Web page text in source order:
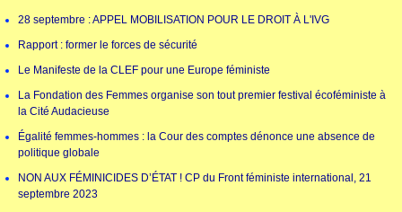
28 septembre : APPEL MOBILISATION POUR LE DROIT À L'IVG
Rapport : former le forces de sécurité
Le Manifeste de la CLEF pour une Europe féministe
La Fondation des Femmes organise son tout premier festival écoféministe à
la Cité Audacieuse
Égalité femmes-hommes : la Cour des comptes dénonce une absence de
politique globale
NON AUX FÉMINICIDES D’ÉTAT ! CP du Front féministe international, 21
septembre 2023